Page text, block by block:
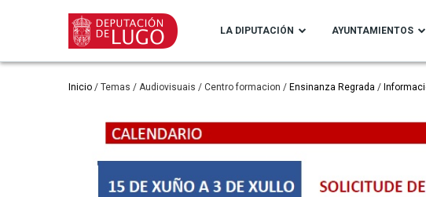
principal
LA DIPUTACIÓN AYUNTAMIENTOS
Ruta
navegación
Inicio Temas Audiovisuais Centro formacion Ensinanza Regrada